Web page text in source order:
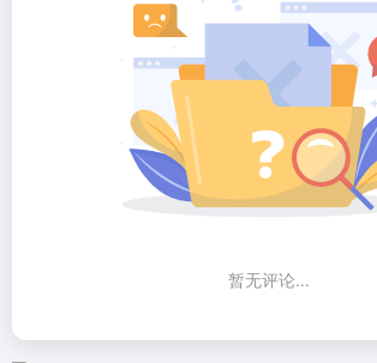
暂无评论...